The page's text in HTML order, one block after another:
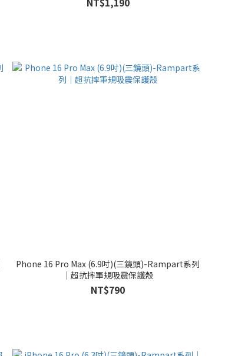
Phone 16 Pro Max (6.9吋)(三鏡頭)-Rampart系列
｜超抗摔軍規吸震保護殼
NT$790